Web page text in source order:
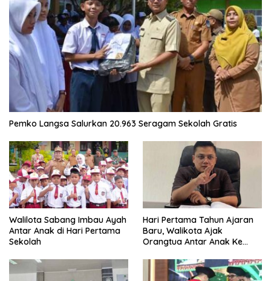
Pemko Langsa Salurkan 20.963 Seragam Sekolah Gratis
Walilota Sabang Imbau Ayah
Antar Anak di Hari Pertama
Sekolah
Hari Pertama Tahun Ajaran
Baru, Walikota Ajak
Orangtua Antar Anak Ke